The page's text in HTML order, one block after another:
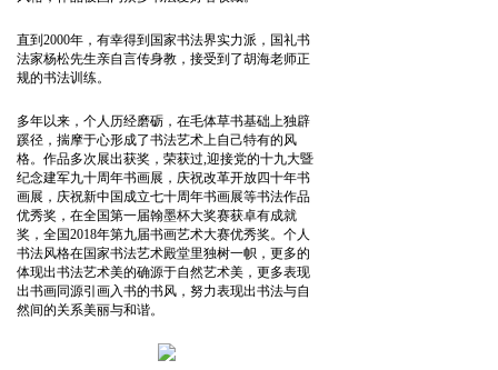
直到2000年，有幸得到国家书法界实力派，国礼书
法家杨松先生亲自言传身教，接受到了胡海老师正
规的书法训练。
多年以来，个人历经磨砺，在毛体草书基础上独辟
蹊径，揣摩于心形成了书法艺术上自己特有的风
格。作品多次展出获奖，荣获过,迎接党的十九大暨
纪念建军九十周年书画展，庆祝改革开放四十年书
画展，庆祝新中国成立七十周年书画展等书法作品
优秀奖，在全国第一届翰墨杯大奖赛获卓有成就
奖，全国2018年第九届书画艺术大赛优秀奖。个人
书法风格在国家书法艺术殿堂里独树一帜，更多的
体现出书法艺术美的确源于自然艺术美，更多表现
出书画同源引画入书的书风，努力表现出书法与自
然间的关系美丽与和谐。